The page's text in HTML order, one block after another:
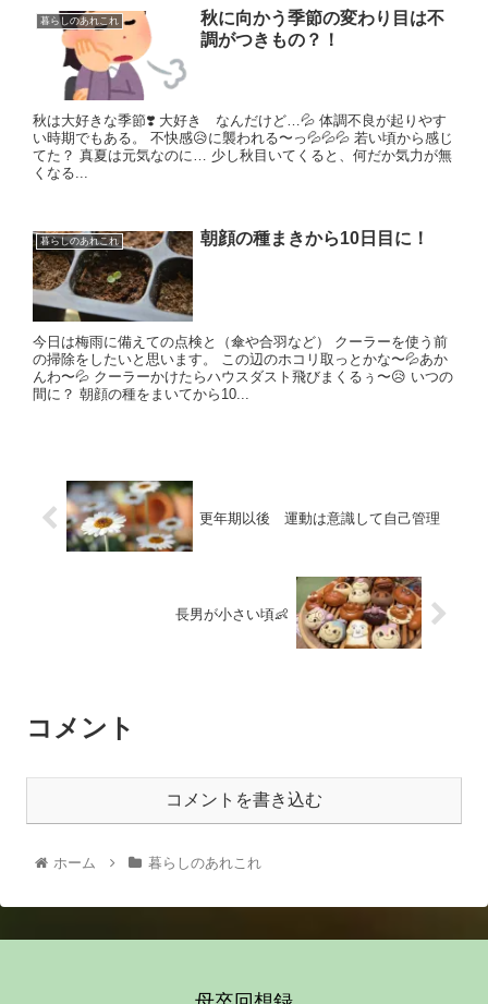
暮らしのあれこれ
秋に向かう季節の変わり目は不
調がつきもの？！
秋は大好きな季節❣️ 大好き なんだけど…💦 体調不良が起りやす
い時期でもある。 不快感😥に襲われる〜っ💦💦💦 若い頃から感じ
てた？ 真夏は元気なのに… 少し秋目いてくると、何だか気力が無
くなる...
暮らしのあれこれ 朝顔の種まきから10日目に！
今日は梅雨に備えての点検と（傘や合羽など） クーラーを使う前
の掃除をしたいと思います。 この辺のホコリ取っとかな〜💦あか
んわ〜💦 クーラーかけたらハウスダスト飛びまくるぅ〜😥 いつの
間に？ 朝顔の種をまいてから10...
更年期以後 運動は意識して自己管理
長男が小さい頃👶
コメント
コメントを書き込む
ホーム 暮らしのあれこれ